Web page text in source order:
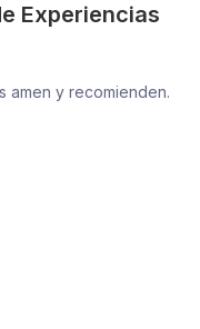
Experiencias
amen y recomienden.